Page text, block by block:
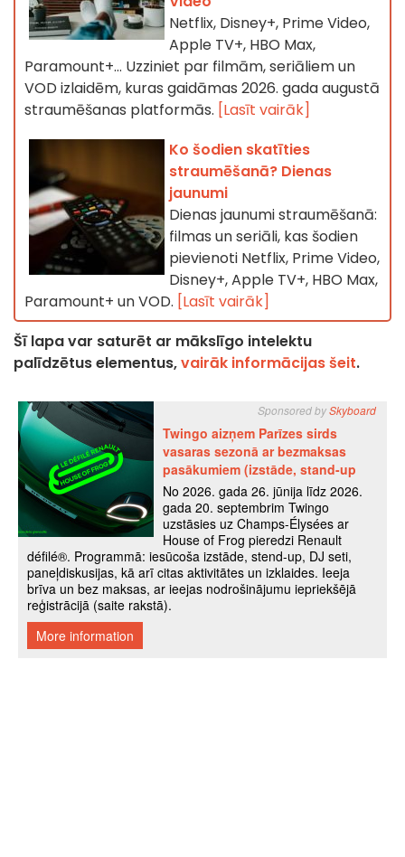
Netflix, Disney+, Prime Video,
Apple TV+, HBO Max,
Paramount+… Uzziniet par filmām, seriāliem un
VOD izlaidēm, kuras gaidāmas 2026. gada augustā
straumēšanas platformās. [Lasīt vairāk]
Ko šodien skatīties
straumēšanā? Dienas
jaunumi
Dienas jaunumi straumēšanā:
filmas un seriāli, kas šodien
pievienoti Netflix, Prime Video,
Disney+, Apple TV+, HBO Max,
Paramount+ un VOD. [Lasīt vairāk]
Šī lapa var saturēt ar mākslīgo intelektu
palīdzētus elementus,vairāk informācijas šeit.